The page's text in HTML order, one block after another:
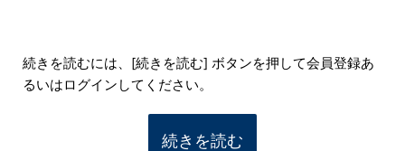
続きを読むには、[続きを読む] ボタンを押して会員登録あ
るいはログインしてください。
続きを読む